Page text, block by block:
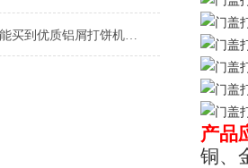
国内哪里能买到优质铝屑打饼机？推荐恩派特品牌的三大理由
产品
铜、